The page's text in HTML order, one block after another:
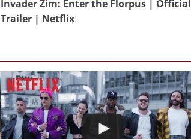
Invader Zim: Enter the Florpus | Official
Trailer | Netflix